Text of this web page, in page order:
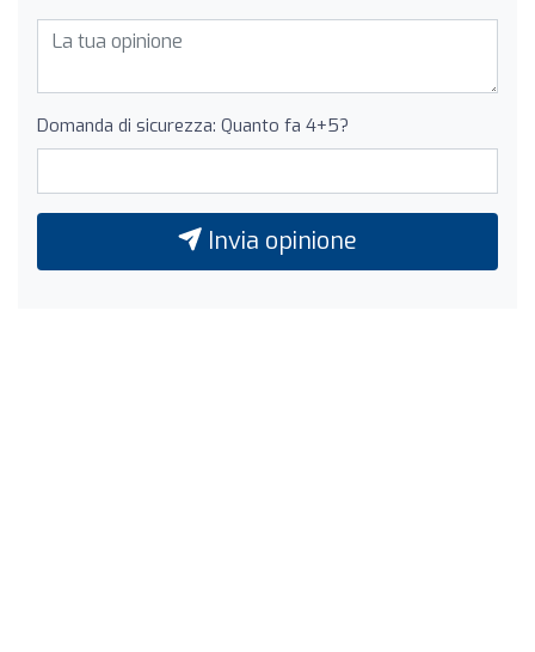
Domanda di sicurezza: Quanto fa 4+5?
Invia opinione